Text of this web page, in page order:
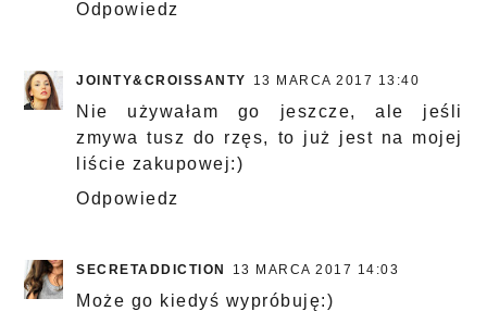
Odpowiedz
JOINTY&CROISSANTY 13 MARCA 2017 13:40
Nie używałam go jeszcze, ale jeśli
zmywa tusz do rzęs, to już jest na mojej
liście zakupowej:)
Odpowiedz
SECRETADDICTION 13 MARCA 2017 14:03
Może go kiedyś wypróbuję:)